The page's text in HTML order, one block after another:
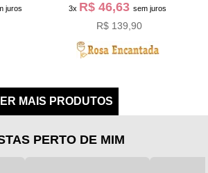
juros 3x R$ 46,63sem juros
R$ 139,90
PERTO DE MIM